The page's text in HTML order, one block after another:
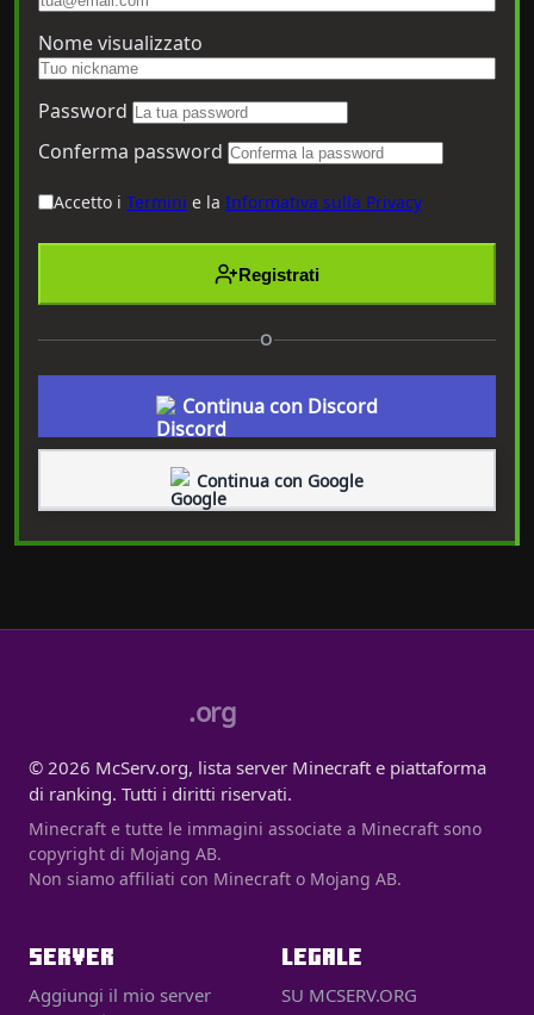
Nome visualizzato
Password
Conferma password
Accetto i Termini e la Informativa sulla Privacy
Registrati
O
Continua con Discord
Continua con Google
.org
© 2026 McServ.org, lista server Minecraft e piattaforma
di ranking. Tutti i diritti riservati.
Minecraft e tutte le immagini associate a Minecraft sono
copyright di Mojang AB.
Non siamo affiliati con Minecraft o Mojang AB.
SERVER
Aggiungi il mio server
LEGALE
SU MCSERV.ORG